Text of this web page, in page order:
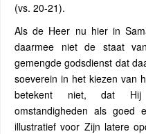
(vs. 20-21).
Als de Heer nu hier in
daarmee niet de staat
gemengde godsdienst dat
soeverein in het kiezen van
betekent niet, dat Hij
omstandigheden als
illustratief voor Zijn latere